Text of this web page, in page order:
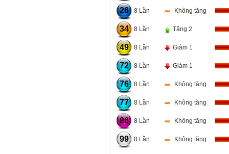
26 8 Lần Không tăng
34 8 Lần Tăng 2
49 8 Lần Giảm 1
72 8 Lần Giảm 1
76 8 Lần Không tăng
77 8 Lần Không tăng
86 8 Lần Không tăng
99 8 Lần Không tăng